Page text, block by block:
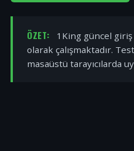
ÖZET:
1King güncel giriş
olarak çalışmaktadır.
masaüstü tarayıcılarda